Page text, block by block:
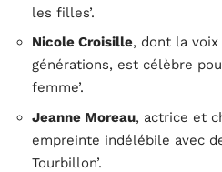
les filles’.
Nicole Croisille, dont la voix
générations, est célèbre
femme’.
Jeanne Moreau, actrice et
empreinte indélébile avec
Tourbillon’.